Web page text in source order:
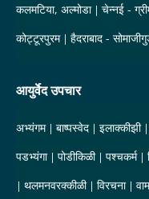
कलमटिया, अल्मोडा
चेन्नई -
कोट्टूरपुरम
हैदराबाद -
आयुर्वेद उपचार
अभ्यंगम बाष्पस्वेद इलाक्कीझी
पडभ्यंगा
पोडीकिळी पश्चकर्म
थलमनवरक्कीळी
विरचना